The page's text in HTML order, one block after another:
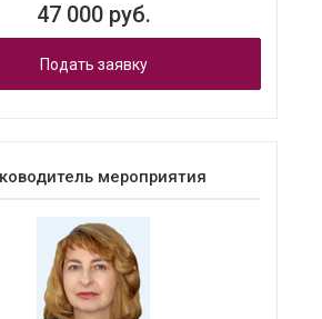
47 000 руб.
Подать заявку
мероприятия